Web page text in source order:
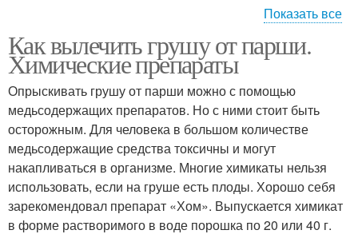
Парша на груше Парша на винограде
Парша на смородине Парши на смородине
Борьба с паршой
Показать все
Как вылечить грушу от парши.
Химические препараты
Опрыскивать грушу от парши можно с помощью
медьсодержащих препаратов. Но с ними стоит быть
осторожным. Для человека в большом количестве
медьсодержащие средства токсичны и могут
накапливаться в организме. Многие химикаты нельзя
использовать, если на груше есть плоды. Хорошо себя
зарекомендовал препарат «Хом». Выпускается химикат
в форме растворимого в воде порошка по 20 или 40 г.